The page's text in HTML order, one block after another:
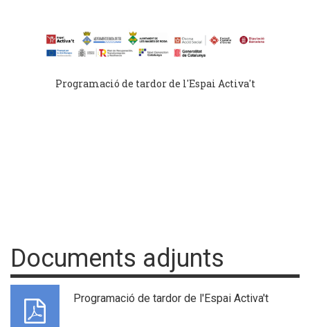
Programació de tardor de l'Espai Activa't
Documents adjunts
Programació de tardor de l'Espai Activa't